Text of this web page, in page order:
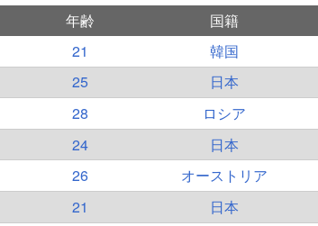
年齢 国籍
21
韓国
25 日本
28
ロシア
24 日本
26
オーストリア
21 日本